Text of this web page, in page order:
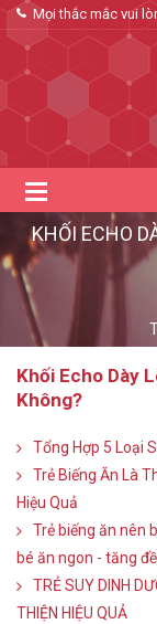
Mọi thắc mắc vui
KHỐI ECHO
Khối Echo Dày
Không?
Tổng Hợp 5 Loại
Trẻ Biếng Ăn Là
Hiệu Quả
Trẻ biếng ăn nên
bé ăn ngon - tăng
TRẺ SUY DINH
THIỆN HIỆU QUẢ